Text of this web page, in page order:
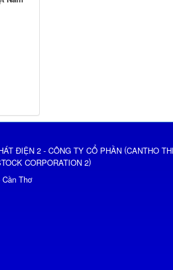
ĐIỆN 2 - CÔNG TY CỔ PHẦN (CANTHO
CORPORATION 2)
Thơ